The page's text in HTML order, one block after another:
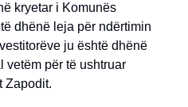
kryetar i Komunës
dhënë leja për ndërtimin
ju është dhënë
vetëm për të ushtruar
Zapodit.